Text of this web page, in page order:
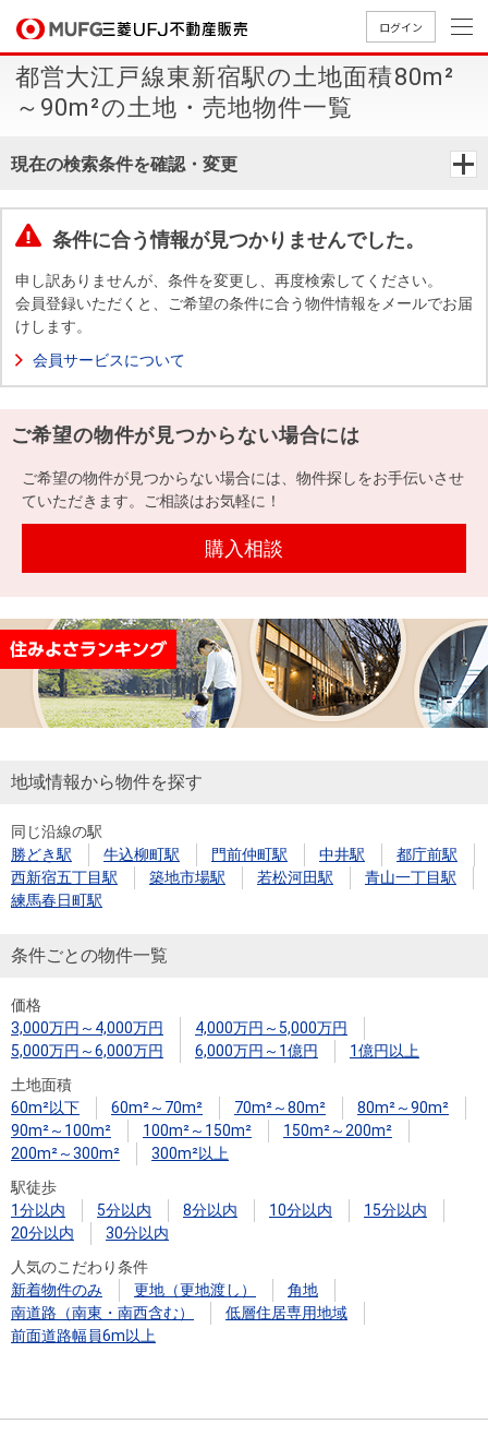
ログイン
買いたいTOP
中古
マン
ンを
探す
築・
一戸
建て
す
用
物
件
を
す
件を
探す
購入向け
サービス
住宅ロー
ンシミュ
住まい1プ
ラス（お
税金の本
（電子ブ
ック）
売りたいTOP
無
料
定
却
談
売却
金額
試算
売却向け
周辺相場
住まい1プ
住まいと
暮らしの
（電子ブ
売却ガイ
ド
店舗案内TOP
店舗のご
案内（首
案内（名
案内（関
会社情報TOP
ごあいさ
つ
要
Way
経営ビジ
ョン
組織図
役員一
沿革
本社地
図
（電子ブ
ック版）
採用情報TOP
新卒採用
情報
採用情報
買いたい
売りたい
店舗案内
会社情報
採用情報
提携企業にお勤めの方
閉じる
都営大江戸線東新宿駅の土地面積80m²
～90m²の土地・売地物件一覧
現在の検索条件を確認・変更
条件に合う情報が見つかりませんでした。
申し訳ありませんが、条件を変更し、再度検索してください。
会員登録いただくと、ご希望の条件に合う物件情報をメールでお届
けします。
会員サービスについて
ご希望の物件が見つからない場合には
ご希望の物件が見つからない場合には、物件探しをお手伝いさせ
ていただきます。ご相談はお気軽に！
購入相談
地域情報から物件を探す
同じ沿線の駅
勝どき駅
牛込柳町駅 門前仲町駅 中井駅
都庁前駅
西新宿五丁目駅
築地市場駅 若松河田駅
青山一丁目駅
練馬春日町駅
条件ごとの物件一覧
価格
3,000万円～4,000万円
4,000万円～5,000万円
5,000万円～6,000万円
6,000万円～1億円
1億円以上
土地面積
60m²以下
60m²～70m² 70m²～80m²
80m²～90m²
90m²～100m²
100m²～150m²
150m²～200m²
200m²～300m²
300m²以上
駅徒歩
1分以内
5分以内 8分以内 10分以内
15分以内
20分以内
30分以内
人気のこだわり条件
新着物件のみ
更地（更地渡し）
角地
南道路（南東・南西含む）
低層住居専用地域
前面道路幅員6m以上